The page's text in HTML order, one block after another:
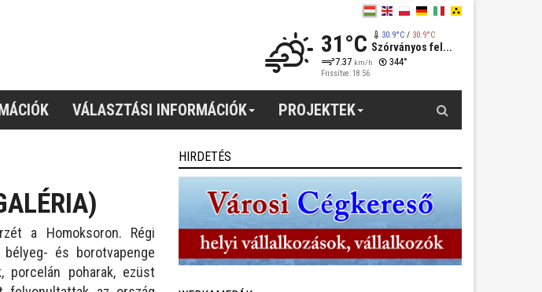
31°C 30.9°C/ 30.9°C
Szórványos fel...
7.37 km/h 344°
Frissítve: 18:56
VÁLASZTÁSI INFORMÁCIÓK PROJEKTEK
a Homoksoron. Régi
és borotvapenge
porcelán poharak, ezüst
HIRDETÉS